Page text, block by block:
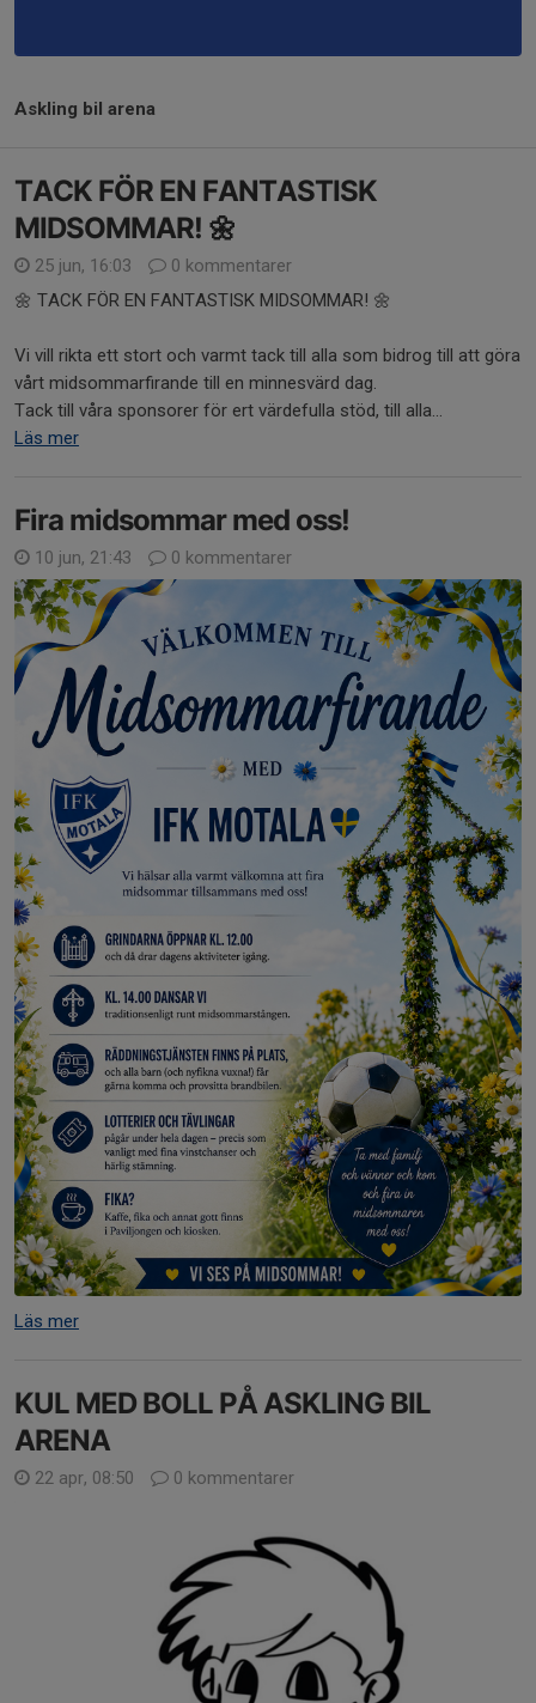
Askling bil arena
TACK FÖR EN FANTASTISK
MIDSOMMAR! 🌼
25 jun, 16:03
0 kommentarer
🌼 TACK FÖR EN FANTASTISK MIDSOMMAR! 🌼
Vi vill rikta ett stort och varmt tack till alla som bidrog till att göra
vårt midsommarfirande till en minnesvärd dag.
Tack till våra sponsorer för ert värdefulla stöd, till alla...
Läs mer
Fira midsommar med oss!
10 jun, 21:43 0 kommentarer
Läs mer
KUL MED BOLL PÅ ASKLING BIL
ARENA
22 apr, 08:50 0 kommentarer